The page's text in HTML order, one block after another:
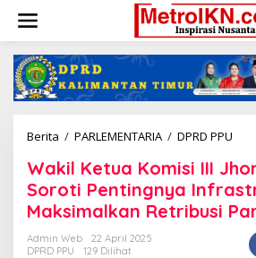
konten
Berita / PARLEMENTARIA / DPRD PPU
III
Jhon
Wakil Ketua Komisi III
Soroti Pentingnya
Maksimalkan Retribusi
Admin Web
22 April 2025
DPRD PPU
129 Dilihat